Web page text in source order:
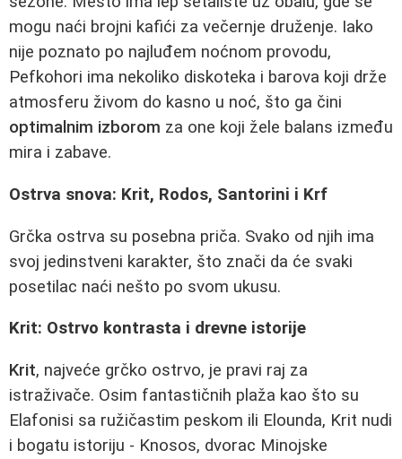
mogu naći brojni kafići za večernje druženje. Iako
nije poznato po najluđem noćnom provodu,
Pefkohori ima nekoliko diskoteka i barova koji drže
atmosferu živom do kasno u noć, što ga čini
optimalnim izborom za one koji žele balans između
mira i zabave.
Ostrva snova: Krit, Rodos, Santorini i Krf
Grčka ostrva su posebna priča. Svako od njih ima
svoj jedinstveni karakter, što znači da će svaki
posetilac naći nešto po svom ukusu.
Krit: Ostrvo kontrasta i drevne istorije
Krit, najveće grčko ostrvo, je pravi raj za
istraživače. Osim fantastičnih plaža kao što su
Elafonisi sa ružičastim peskom ili Elounda, Krit nudi
i bogatu istoriju - Knosos, dvorac Minojske